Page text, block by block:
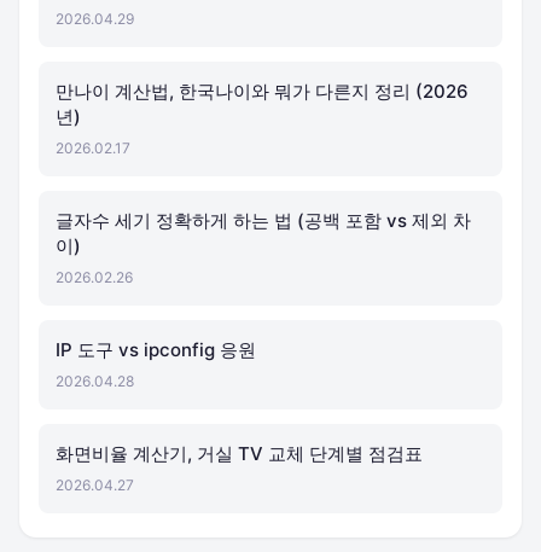
2026.04.29
만나이 계산법, 한국나이와 뭐가 다른지 정리 (2026
년)
2026.02.17
글자수 세기 정확하게 하는 법 (공백 포함 vs 제외 차
이)
2026.02.26
IP 도구 vs ipconfig 응원
2026.04.28
화면비율 계산기, 거실 TV 교체 단계별 점검표
2026.04.27